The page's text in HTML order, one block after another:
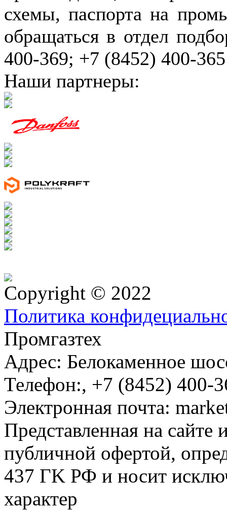
схемы, паспорта на
обращаться в отдел
400-369; +7 (8452) 400-365
Наши партнеры:
Copyright © 2022
Политика
Промгазтех
Адрес: Белокаменное
Телефон:, +7 (8452) 400-
Электронная почта:
Представленная на сайте
публичной офертой,
437 ГK РФ и носит
характер